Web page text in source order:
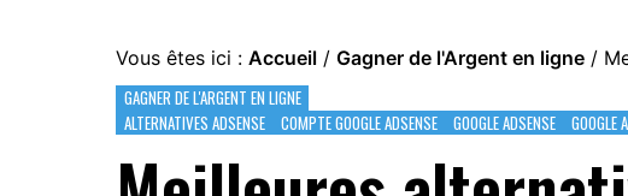
Vous êtes ici : Accueil / Gagner de l'Argent en ligne /
GAGNER DE L'ARGENT EN LIGNE
ALTERNATIVES ADSENSE
COMPTE GOOGLE ADSENSE GOOGLE ADSENSE GOOGLE